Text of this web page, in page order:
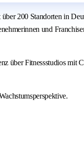
200 Standorten in
und
über Fitnessstudios mit